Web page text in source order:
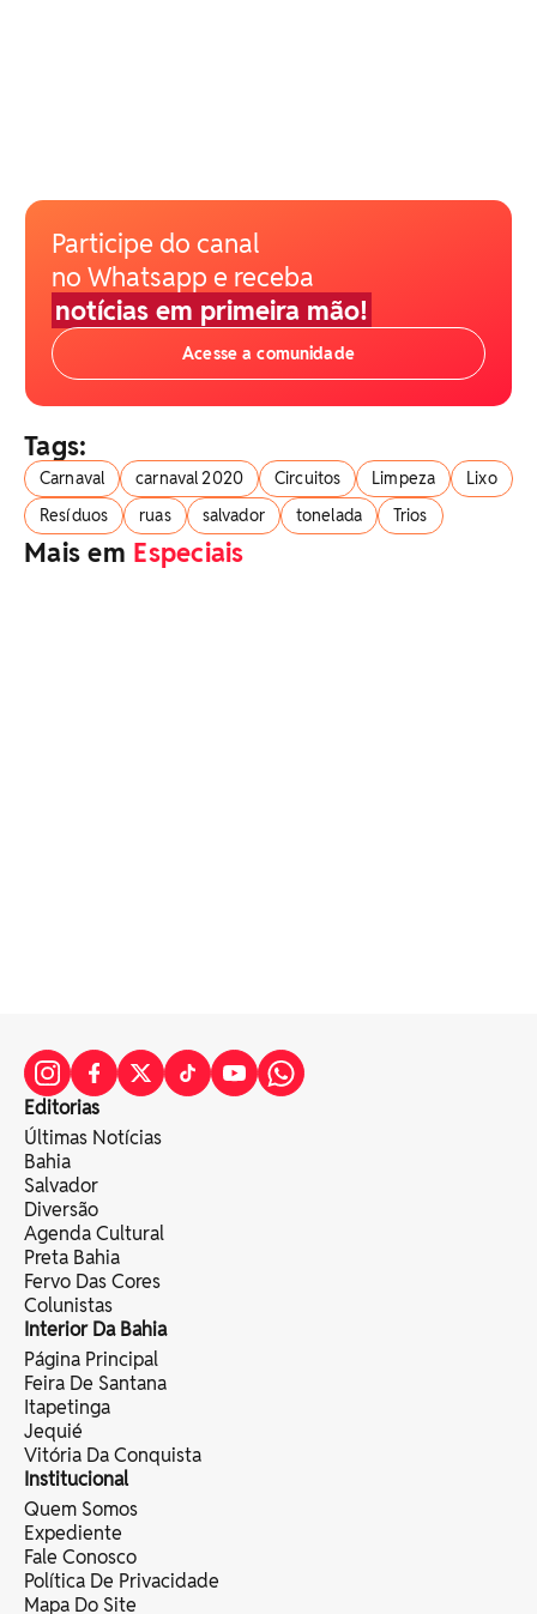
Participe do canal
no Whatsapp e receba
notícias em primeira mão!
Acesse a comunidade
Tags:
Carnaval carnaval 2020 Circuitos Limpeza
Lixo
Resíduos
ruas salvador tonelada Trios
Mais em Especiais
Editorias
Últimas Notícias
Bahia
Salvador
Diversão
Agenda Cultural
Preta Bahia
Fervo Das Cores
Colunistas
Interior Da Bahia
Página Principal
Feira De Santana
Itapetinga
Jequié
Vitória Da Conquista
Institucional
Quem Somos
Expediente
Fale Conosco
Política De Privacidade
Mapa Do Site